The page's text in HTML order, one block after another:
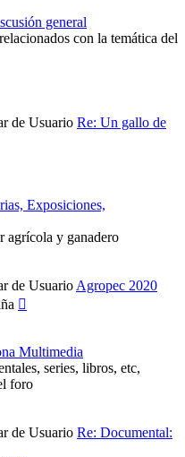
general
con la temática del
Re: Un gallo de
Exposiciones,
agrícola y ganadero
Agropec 2020
Multimedia
series, libros, etc,
foro
Re: Documental: